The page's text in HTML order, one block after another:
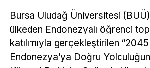
Bursa Uludağ Üniversitesi
ülkeden Endonezyalı öğrenci
katılımıyla gerçekleştirilen “2045
Endonezya’ya Doğru